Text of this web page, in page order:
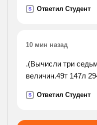
S Ответил Студент
10 мин назад
.(Вычисли три
величин.49т 147л
S Ответил Студент